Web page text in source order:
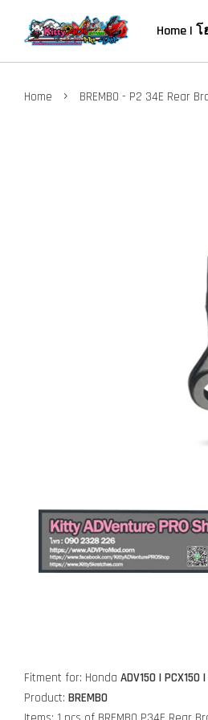
Home |
Home › BREMBO - P2 34E Rear
Fitment for: Honda ADV150 | PCX150
Product: BREMBO